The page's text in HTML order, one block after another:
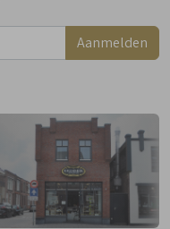
9:00 - 18:00
9:00 - 17:00
Aanmelden